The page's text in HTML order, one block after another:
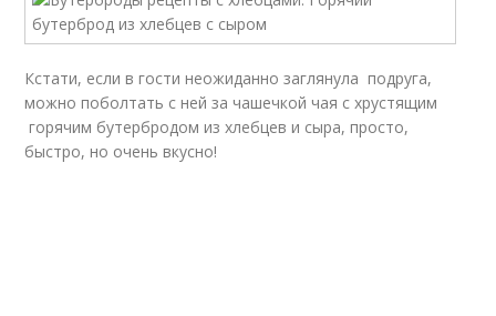
Кстати, если в гости неожиданно заглянула подруга,
можно поболтать с ней за чашечкой чая с хрустящим
горячим бутербродом из хлебцев и сыра, просто,
быстро, но очень вкусно!